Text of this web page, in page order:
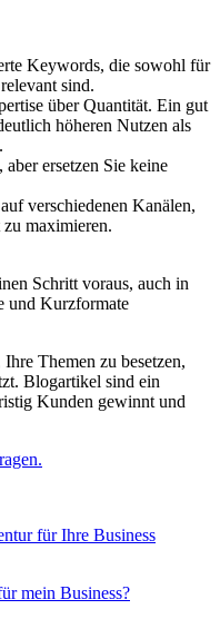
Keywords, die sowohl für
sind.
über Quantität. Ein gut
höheren Nutzen als
ersetzen Sie keine
verschiedenen Kanälen,
maximieren.
Schritt voraus, auch in
und Kurzformate
Themen zu besetzen,
Blogartikel sind ein
Kunden gewinnt und
mein Business?